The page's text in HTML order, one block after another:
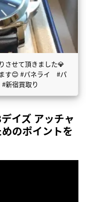
させて頂きました💎
す😊 #パネライ #パ
新宿買取り
イズ アッチャ
のポイントを